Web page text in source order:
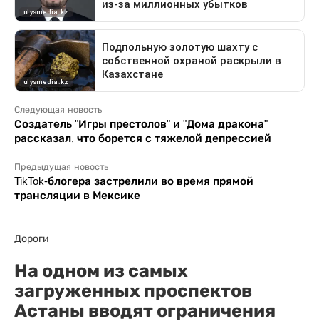
Следующая новость
Создатель "Игры престолов" и "Дома дракона"
рассказал, что борется с тяжелой депрессией
Предыдущая новость
TikTok-блогера застрелили во время прямой
трансляции в Мексике
Дороги
На одном из самых
загруженных проспектов
Астаны вводят ограничения